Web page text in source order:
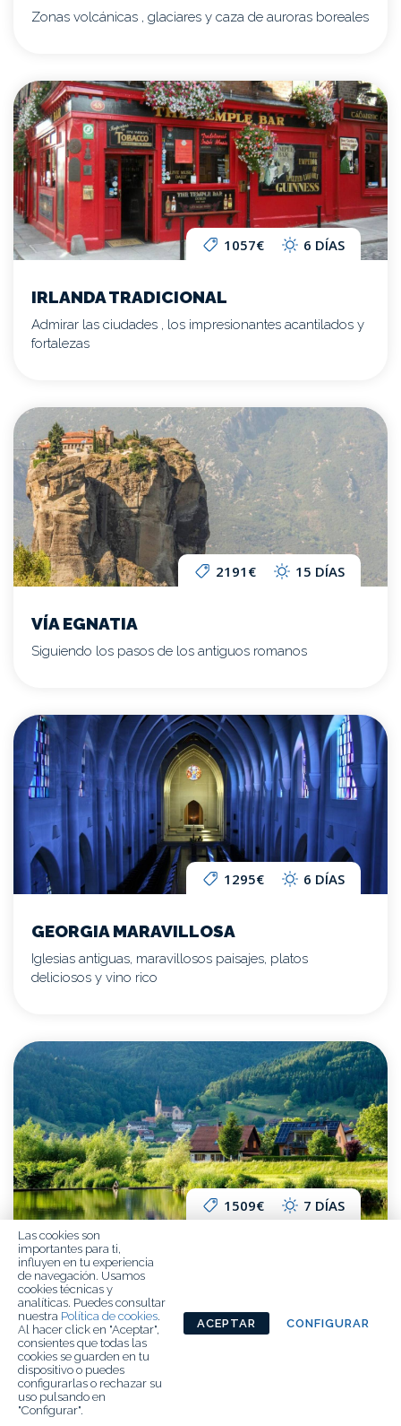
Zonas volcánicas , glaciares y caza de auroras boreales
1057€ 6 DÍAS
IRLANDA TRADICIONAL
Admirar las ciudades , los impresionantes acantilados y
fortalezas
2191€ 15 DÍAS
VÍA EGNATIA
Siguiendo los pasos de los antiguos romanos
1295€ 6 DÍAS
GEORGIA MARAVILLOSA
Iglesias antiguas, maravillosos paisajes, platos
deliciosos y vino rico
1509€ 7 DÍAS
LA MAGIA DE LA SELVA NEGRA Y ALSACIA
Una de las rutas más bellas y mágicas
Las cookies son
importantes para ti,
influyen en tu experiencia
de navegación. Usamos
cookies técnicas y
analíticas. Puedes consultar
nuestra Política de cookies.
Al hacer click en "Aceptar",
consientes que todas las
cookies se guarden en tu
dispositivo o puedes
configurarlas o rechazar su
uso pulsando en
"Configurar".
ACEPTAR CONFIGURAR